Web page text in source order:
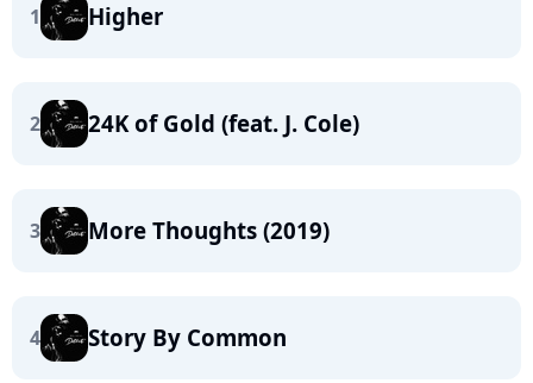
1 Higher
2 24K of Gold (feat. J. Cole)
3 More Thoughts (2019)
4 Story By Common